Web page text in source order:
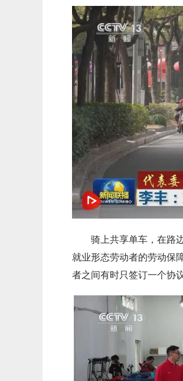
骑上共享单车，在路
就业形态劳动者的劳动保
者之间有时只签订一个协